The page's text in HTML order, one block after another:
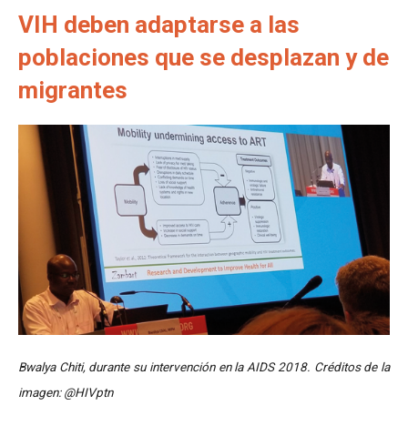
VIH deben adaptarse a las
poblaciones que se desplazan y de
migrantes
Bwalya Chiti, durante su intervención en la AIDS 2018. Créditos de la
imagen: @HIVptn